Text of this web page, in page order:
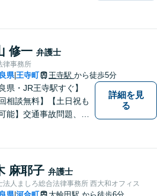
修一 弁護士
律事務所
県|王寺町 王寺駅 から徒歩5分
県・JR王寺駅すぐ】
回相談無料】【土日祝も
能】交通事故問題、遺
ています。
詳細を見
る
麻耶子 弁護士
法人ましろ総合法律事務所 西大和オフィス
県 河合町 大輪田駅 から徒歩6分